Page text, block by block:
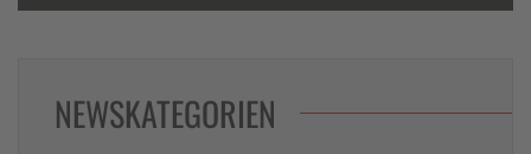
NEWSKATEGORIEN